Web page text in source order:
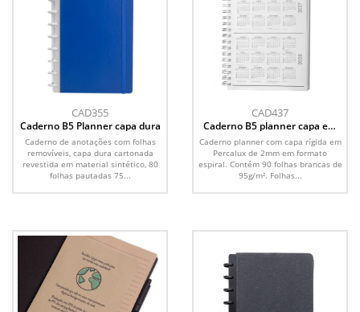
CAD355
Caderno B5 Planner capa dura
Caderno de anotações com folhas
removíveis, capa dura cartonada
revestida em material sintético, 80
folhas pautadas 75...
CAD437
Caderno B5 planner capa em
Caderno planner com capa rígida em
Percalux de 2mm em formato
espiral. Contém 90 folhas brancas de
95g/m². Folhas...